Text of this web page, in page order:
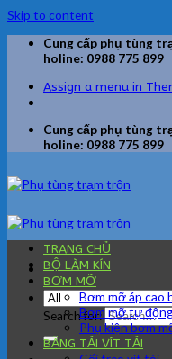
Skip to content
Cung cấp phụ tùng
holine: 0988 775 899
Assign a menu in
Cung cấp phụ tùng
holine: 0988 775 899
Search for:
TRANG CHỦ
BỘ LÀM KÍN
BƠM MỠ
Bơm mỡ áp cao
Bơm mỡ tự
Phụ kiện bơm
BĂNG TẢI VÍT TẢI